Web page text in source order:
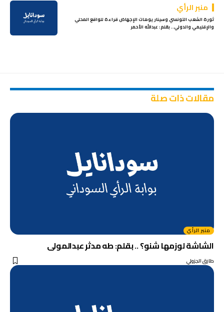
منبر الرأي
ثورة الشعب التونسي وسيناريوهات الإجهاض قراءة للواقع المحلي
والإقليمي والدولي.. بقلم: عبدالله الأحمر
مقالات ذات صلة
منبر الرأي
الشاشة لوزمها شنو؟ .. بقلم: طه مدثر عبدالمولى
طارق الجزولي